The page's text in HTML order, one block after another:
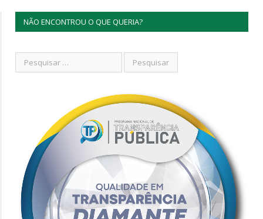
NÃO ENCONTROU O QUE QUERIA?